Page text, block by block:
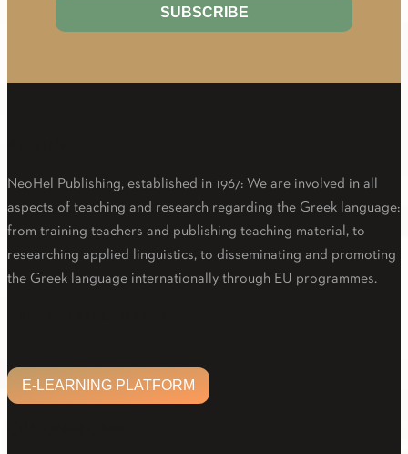
NeoHel Publishing, established in 1967: We are involved in all
aspects of teaching and research regarding the Greek language:
from training teachers and publishing teaching material, to
researching applied linguistics, to disseminating and promoting
the Greek language internationally through EU programmes.
E-LEARNING PLATFORM